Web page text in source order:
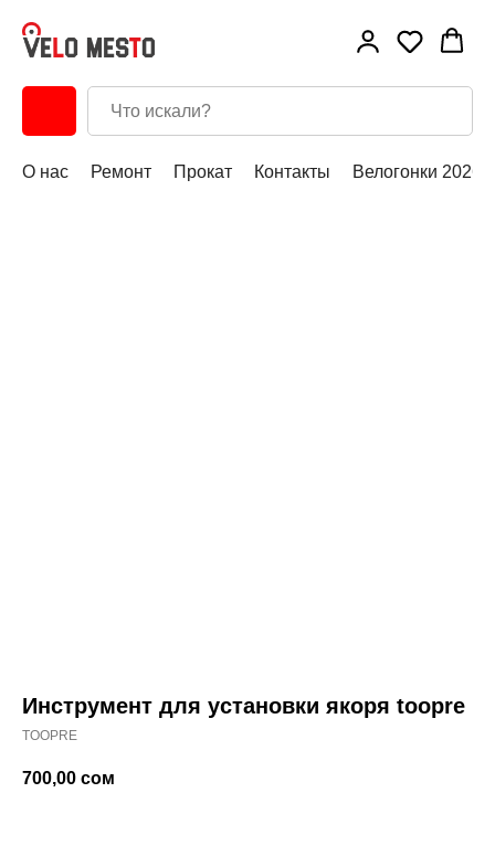
О нас Ремонт Прокат Контакты Велогонки 2026
Инструмент для установки якоря toopre
TOOPRE
700,00 сом